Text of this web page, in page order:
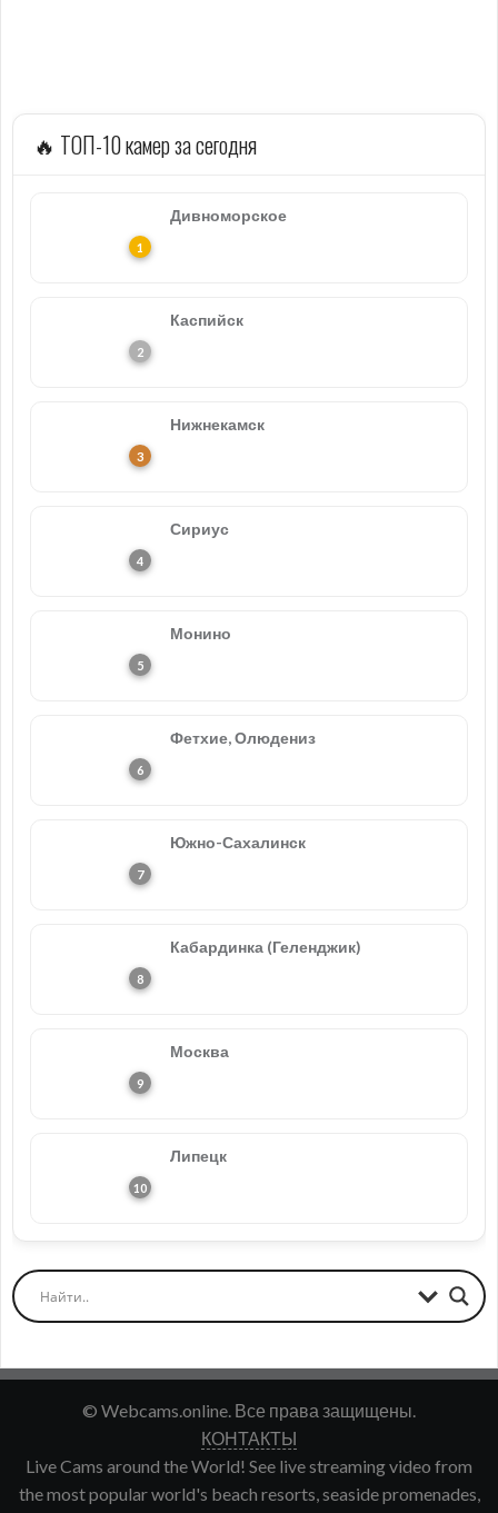
🔥 ТОП-10 камер за сегодня
Дивноморское
Каспийск
Нижнекамск
Сириус
Монино
Фетхие, Олюдениз
Южно-Сахалинск
Кабардинка (Геленджик)
Москва
Липецк
© Webcams.online. Все права защищены.
КОНТАКТЫ
Live Cams around the World! See live streaming video from
the most popular world's beach resorts, seaside promenades,